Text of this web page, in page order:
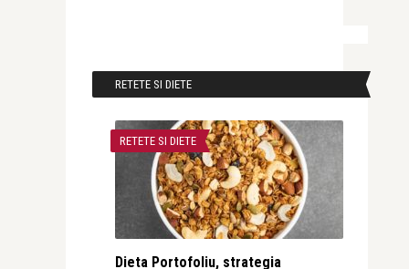
RETETE SI DIETE
RETETE SI DIETE
Dieta Portofoliu, strategia